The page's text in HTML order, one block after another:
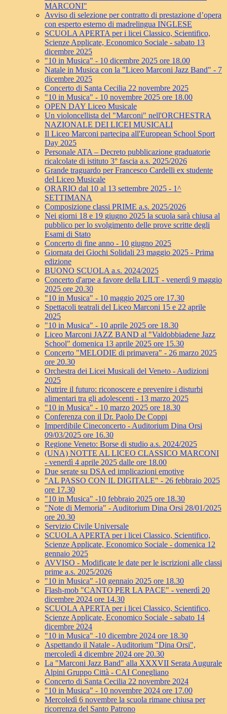
MARCONI"
Avviso di selezione per contratto di prestazione d’opera
con esperto esterno di madrelingua INGLESE
SCUOLA APERTA per i licei Classico, Scientifico,
Scienze Applicate, Economico Sociale - sabato 13
dicembre 2025
"10 in Musica" - 10 dicembre 2025 ore 18.00
Natale in Musica con la "Liceo Marconi Jazz Band" - 7
dicembre 2025
Concerto di Santa Cecilia 22 novembre 2025
"10 in Musica" - 10 novembre 2025 ore 18.00
OPEN DAY Liceo Musicale
Un violoncellista del "Marconi" nell'ORCHESTRA
NAZIONALE DEI LICEI MUSICALI
Il Liceo Marconi partecipa all'European School Sport
Day 2025
Personale ATA – Decreto pubblicazione graduatorie
ricalcolate di istituto 3° fascia a.s. 2025/2026
Grande traguardo per Francesco Cardelli ex studente
del Liceo Musicale
ORARIO dal 10 al 13 settembre 2025 - 1^
SETTIMANA
Composizione classi PRIME a.s. 2025/2026
Nei giorni 18 e 19 giugno 2025 la scuola sarà chiusa al
pubblico per lo svolgimento delle prove scritte degli
Esami di Stato
Concerto di fine anno - 10 giugno 2025
Giornata dei Giochi Solidali 23 maggio 2025 - Prima
edizione
BUONO SCUOLA a.s. 2024/2025
Concerto d'arpe a favore della LILT - venerdì 9 maggio
2025 ore 20.30
"10 in Musica" - 10 maggio 2025 ore 17.30
Spettacoli teatrali del Liceo Marconi 15 e 22 aprile
2025
"10 in Musica" - 10 aprile 2025 ore 18.30
Liceo Marconi JAZZ BAND al "Valdobbiadene Jazz
School" domenica 13 aprile 2025 ore 15.30
Concerto "MELODIE di primavera" - 26 marzo 2025
ore 20.30
Orchestra dei Licei Musicali del Veneto - Audizioni
2025
Nutrire il futuro: riconoscere e prevenire i disturbi
alimentari tra gli adolescenti - 13 marzo 2025
"10 in Musica" - 10 marzo 2025 ore 18.30
Conferenza con il Dr. Paolo De Coppi
Imperdibile Cineconcerto - Auditorium Dina Orsi
09/03/2025 ore 16.30
Regione Veneto: Borse di studio a.s. 2024/2025
(UNA) NOTTE AL LICEO CLASSICO MARCONI
- venerdì 4 aprile 2025 dalle ore 18.00
Due serate su DSA ed implicazioni emotive
"AL PASSO CON IL DIGITALE" - 26 febbraio 2025
ore 17.30
"10 in Musica" -10 febbraio 2025 ore 18.30
"Note di Memoria" - Auditorium Dina Orsi 28/01/2025
ore 20.30
Servizio Civile Universale
SCUOLA APERTA per i licei Classico, Scientifico,
Scienze Applicate, Economico Sociale - domenica 12
gennaio 2025
AVVISO - Modificate le date per le iscrizioni alle classi
prime a.s. 2025/2026
"10 in Musica" -10 gennaio 2025 ore 18.30
Flash-mob "CANTO PER LA PACE" - venerdì 20
dicembre 2024 ore 14.30
SCUOLA APERTA per i licei Classico, Scientifico,
Scienze Applicate, Economico Sociale - sabato 14
dicembre 2024
"10 in Musica" -10 dicembre 2024 ore 18.30
Aspettando il Natale - Auditorium "Dina Orsi",
mercoledì 4 dicembre 2024 ore 20.30
La "Marconi Jazz Band" alla XXXVII Serata Augurale
Alpini Gruppo Città - CAI Conegliano
Concerto di Santa Cecilia 22 novembre 2024
"10 in Musica" - 10 novembre 2024 ore 17.00
Mercoledì 6 novembre la scuola rimane chiusa per
ricorrenza del Santo Patrono